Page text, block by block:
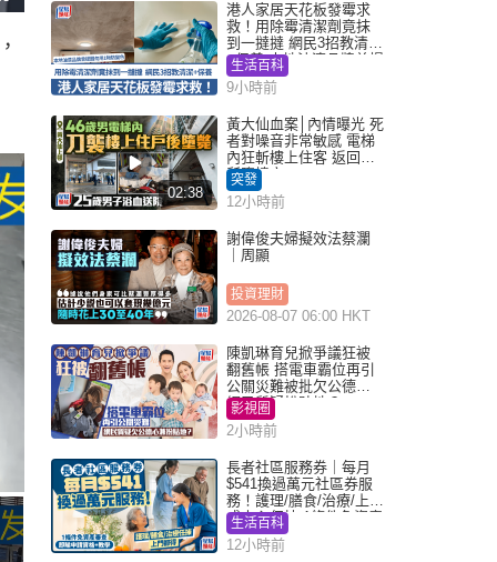
港人家居天花板發霉求
救！用除霉清潔劑竟抹
到一撻撻 網民3招教清潔
+保養 本地油漆品牌曾提
醒勿用1物防變色
生活百科
9小時前
02:38
黃大仙血案│內情曝光 死
者對噪音非常敏感 電梯
內狂斬樓上住客 返回住
所墮樓亡
突發
12小時前
謝偉俊夫婦擬效法蔡瀾
｜周顯
投資理財
2026-08-07 06:00 HKT
陳凱琳育兒掀爭議狂被
翻舊帳 搭電車霸位再引
公關災難被批欠公德心
網民質疑扮貼地？
影視圈
2小時前
長者社區服務券｜每月
$541換過萬元社區券服
務！護理/膳食/治療/上門
或中心任揀 1條件免資產
審查（附申請資格及教
學）
生活百科
12小時前